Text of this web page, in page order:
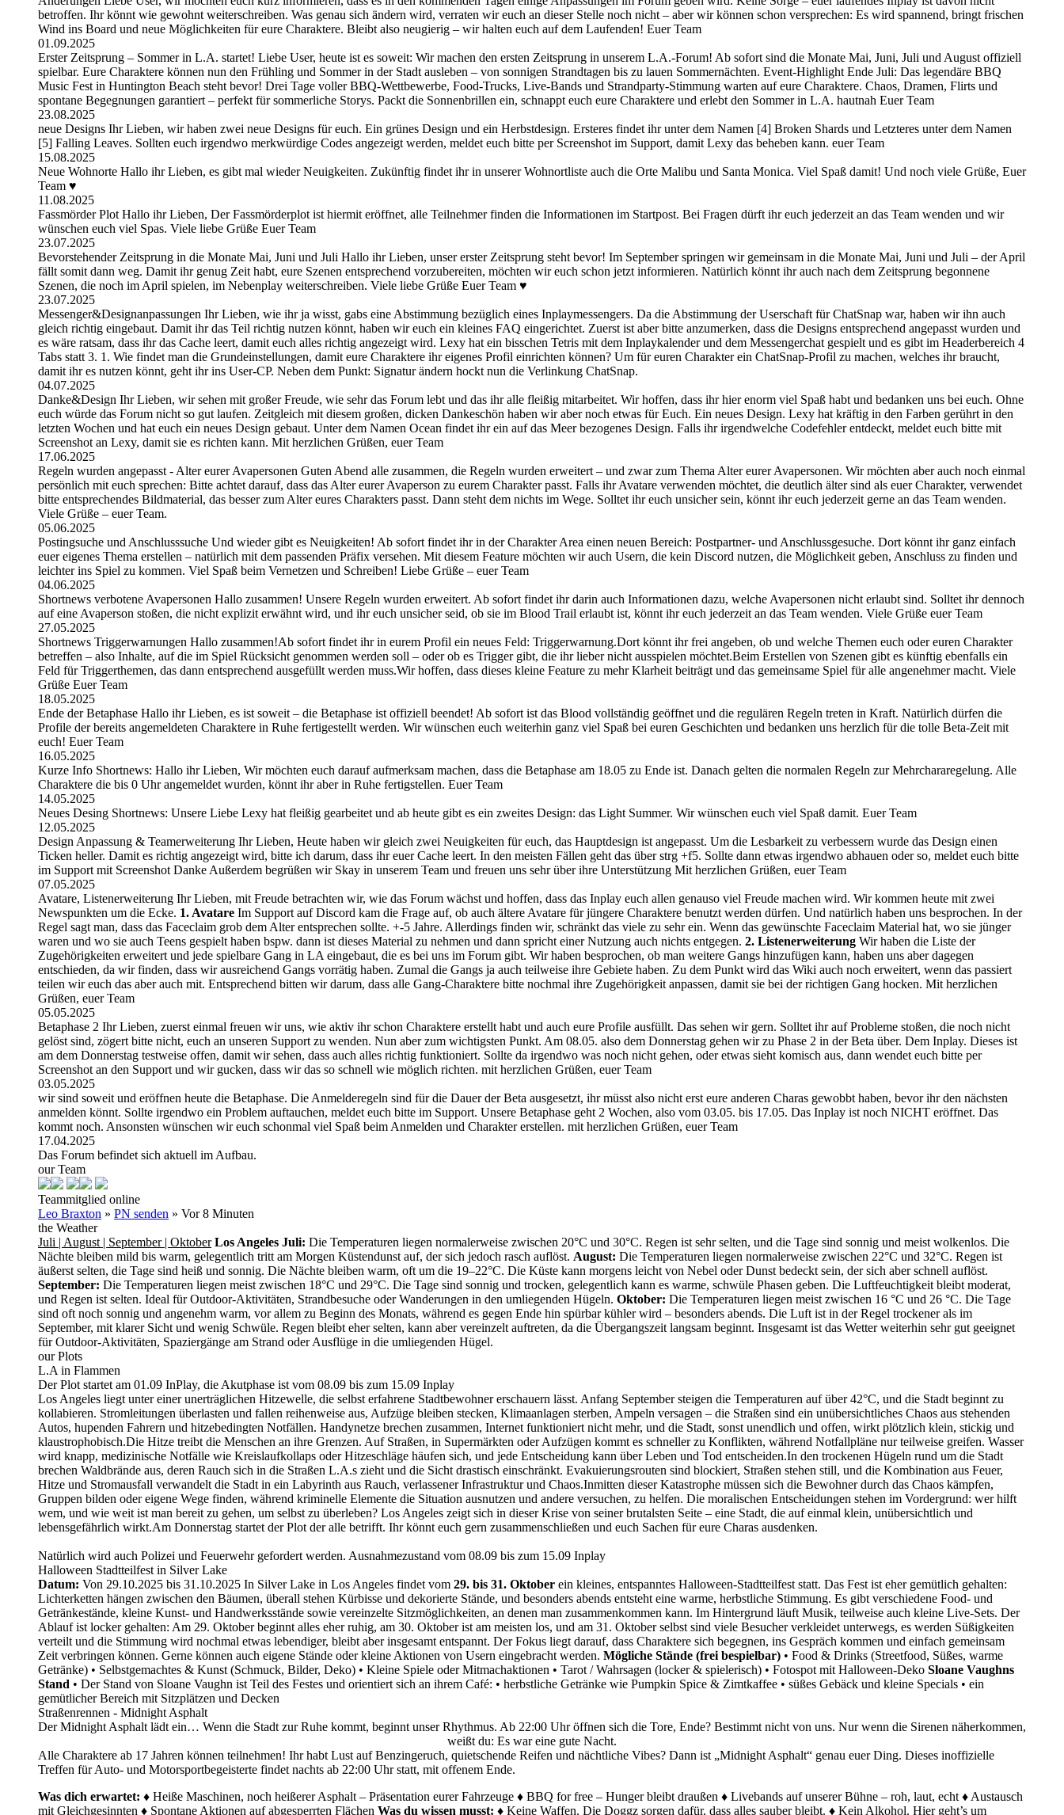
betroffen. Ihr könnt wie gewohnt weiterschreiben. Was genau sich ändern wird, verraten wir euch an dieser Stelle noch nicht – aber wir können schon versprechen: Es wird spannend, bringt frischen
Wind ins Board und neue Möglichkeiten für eure Charaktere. Bleibt also neugierig – wir halten euch auf dem Laufenden! Euer Team
01.09.2025
Erster Zeitsprung – Sommer in L.A. startet! Liebe User, heute ist es soweit: Wir machen den ersten Zeitsprung in unserem L.A.-Forum! Ab sofort sind die Monate Mai, Juni, Juli und August offiziell
spielbar. Eure Charaktere können nun den Frühling und Sommer in der Stadt ausleben – von sonnigen Strandtagen bis zu lauen Sommernächten. Event-Highlight Ende Juli: Das legendäre BBQ
Music Fest in Huntington Beach steht bevor! Drei Tage voller BBQ-Wettbewerbe, Food-Trucks, Live-Bands und Strandparty-Stimmung warten auf eure Charaktere. Chaos, Dramen, Flirts und
spontane Begegnungen garantiert – perfekt für sommerliche Storys. Packt die Sonnenbrillen ein, schnappt euch eure Charaktere und erlebt den Sommer in L.A. hautnah Euer Team
23.08.2025
neue Designs Ihr Lieben, wir haben zwei neue Designs für euch. Ein grünes Design und ein Herbstdesign. Ersteres findet ihr unter dem Namen [4] Broken Shards und Letzteres unter dem Namen
[5] Falling Leaves. Sollten euch irgendwo merkwürdige Codes angezeigt werden, meldet euch bitte per Screenshot im Support, damit Lexy das beheben kann. euer Team
15.08.2025
Neue Wohnorte Hallo ihr Lieben, es gibt mal wieder Neuigkeiten. Zukünftig findet ihr in unserer Wohnortliste auch die Orte Malibu und Santa Monica. Viel Spaß damit! Und noch viele Grüße, Euer
Team ♥
11.08.2025
Fassmörder Plot Hallo ihr Lieben, Der Fassmörderplot ist hiermit eröffnet, alle Teilnehmer finden die Informationen im Startpost. Bei Fragen dürft ihr euch jederzeit an das Team wenden und wir
wünschen euch viel Spas. Viele liebe Grüße Euer Team
23.07.2025
Bevorstehender Zeitsprung in die Monate Mai, Juni und Juli Hallo ihr Lieben, unser erster Zeitsprung steht bevor! Im September springen wir gemeinsam in die Monate Mai, Juni und Juli – der April
fällt somit dann weg. Damit ihr genug Zeit habt, eure Szenen entsprechend vorzubereiten, möchten wir euch schon jetzt informieren. Natürlich könnt ihr auch nach dem Zeitsprung begonnene
Szenen, die noch im April spielen, im Nebenplay weiterschreiben. Viele liebe Grüße Euer Team ♥
23.07.2025
Messenger&Designanpassungen Ihr Lieben, wie ihr ja wisst, gabs eine Abstimmung bezüglich eines Inplaymessengers. Da die Abstimmung der Userschaft für ChatSnap war, haben wir ihn auch
gleich richtig eingebaut. Damit ihr das Teil richtig nutzen könnt, haben wir euch ein kleines FAQ eingerichtet. Zuerst ist aber bitte anzumerken, dass die Designs entsprechend angepasst wurden und
es wäre ratsam, dass ihr das Cache leert, damit euch alles richtig angezeigt wird. Lexy hat ein bisschen Tetris mit dem Inplaykalender und dem Messengerchat gespielt und es gibt im Headerbereich 4
Tabs statt 3. 1. Wie findet man die Grundeinstellungen, damit eure Charaktere ihr eigenes Profil einrichten können? Um für euren Charakter ein ChatSnap-Profil zu machen, welches ihr braucht,
damit ihr es nutzen könnt, geht ihr ins User-CP. Neben dem Punkt: Signatur ändern hockt nun die Verlinkung ChatSnap.
04.07.2025
Danke&Design Ihr Lieben, wir sehen mit großer Freude, wie sehr das Forum lebt und das ihr alle fleißig mitarbeitet. Wir hoffen, dass ihr hier enorm viel Spaß habt und bedanken uns bei euch. Ohne
euch würde das Forum nicht so gut laufen. Zeitgleich mit diesem großen, dicken Dankeschön haben wir aber noch etwas für Euch. Ein neues Design. Lexy hat kräftig in den Farben gerührt in den
letzten Wochen und hat euch ein neues Design gebaut. Unter dem Namen Ocean findet ihr ein auf das Meer bezogenes Design. Falls ihr irgendwelche Codefehler entdeckt, meldet euch bitte mit
Screenshot an Lexy, damit sie es richten kann. Mit herzlichen Grüßen, euer Team
17.06.2025
Regeln wurden angepasst - Alter eurer Avapersonen Guten Abend alle zusammen, die Regeln wurden erweitert – und zwar zum Thema Alter eurer Avapersonen. Wir möchten aber auch noch einmal
persönlich mit euch sprechen: Bitte achtet darauf, dass das Alter eurer Avaperson zu eurem Charakter passt. Falls ihr Avatare verwenden möchtet, die deutlich älter sind als euer Charakter, verwendet
bitte entsprechendes Bildmaterial, das besser zum Alter eures Charakters passt. Dann steht dem nichts im Wege. Solltet ihr euch unsicher sein, könnt ihr euch jederzeit gerne an das Team wenden.
Viele Grüße – euer Team.
05.06.2025
Postingsuche und Anschlusssuche Und wieder gibt es Neuigkeiten! Ab sofort findet ihr in der Charakter Area einen neuen Bereich: Postpartner- und Anschlussgesuche. Dort könnt ihr ganz einfach
euer eigenes Thema erstellen – natürlich mit dem passenden Präfix versehen. Mit diesem Feature möchten wir auch Usern, die kein Discord nutzen, die Möglichkeit geben, Anschluss zu finden und
leichter ins Spiel zu kommen. Viel Spaß beim Vernetzen und Schreiben! Liebe Grüße – euer Team
04.06.2025
Shortnews verbotene Avapersonen Hallo zusammen! Unsere Regeln wurden erweitert. Ab sofort findet ihr darin auch Informationen dazu, welche Avapersonen nicht erlaubt sind. Solltet ihr dennoch
auf eine Avaperson stoßen, die nicht explizit erwähnt wird, und ihr euch unsicher seid, ob sie im Blood Trail erlaubt ist, könnt ihr euch jederzeit an das Team wenden. Viele Grüße euer Team
27.05.2025
Shortnews Triggerwarnungen Hallo zusammen!Ab sofort findet ihr in eurem Profil ein neues Feld: Triggerwarnung.Dort könnt ihr frei angeben, ob und welche Themen euch oder euren Charakter
betreffen – also Inhalte, auf die im Spiel Rücksicht genommen werden soll – oder ob es Trigger gibt, die ihr lieber nicht ausspielen möchtet.Beim Erstellen von Szenen gibt es künftig ebenfalls ein
Feld für Triggerthemen, das dann entsprechend ausgefüllt werden muss.Wir hoffen, dass dieses kleine Feature zu mehr Klarheit beiträgt und das gemeinsame Spiel für alle angenehmer macht. Viele
Grüße Euer Team
18.05.2025
Ende der Betaphase Hallo ihr Lieben, es ist soweit – die Betaphase ist offiziell beendet! Ab sofort ist das Blood vollständig geöffnet und die regulären Regeln treten in Kraft. Natürlich dürfen die
Profile der bereits angemeldeten Charaktere in Ruhe fertigestellt werden. Wir wünschen euch weiterhin ganz viel Spaß bei euren Geschichten und bedanken uns herzlich für die tolle Beta-Zeit mit
euch! Euer Team
16.05.2025
Kurze Info Shortnews: Hallo ihr Lieben, Wir möchten euch darauf aufmerksam machen, dass die Betaphase am 18.05 zu Ende ist. Danach gelten die normalen Regeln zur Mehrchararegelung. Alle
Charaktere die bis 0 Uhr angemeldet wurden, könnt ihr aber in Ruhe fertigstellen. Euer Team
14.05.2025
Neues Desing Shortnews: Unsere Liebe Lexy hat fleißig gearbeitet und ab heute gibt es ein zweites Design: das Light Summer. Wir wünschen euch viel Spaß damit. Euer Team
12.05.2025
Design Anpassung & Teamerweiterung Ihr Lieben, Heute haben wir gleich zwei Neuigkeiten für euch, das Hauptdesign ist angepasst. Um die Lesbarkeit zu verbessern wurde das Design einen
Ticken heller. Damit es richtig angezeigt wird, bitte ich darum, dass ihr euer Cache leert. In den meisten Fällen geht das über strg +f5. Sollte dann etwas irgendwo abhauen oder so, meldet euch bitte
im Support mit Screenshot Danke Außerdem begrüßen wir Skay in unserem Team und freuen uns sehr über ihre Unterstützung Mit herzlichen Grüßen, euer Team
07.05.2025
Avatare, Listenerweiterung Ihr Lieben, mit Freude betrachten wir, wie das Forum wächst und hoffen, dass das Inplay euch allen genauso viel Freude machen wird. Wir kommen heute mit zwei
Newspunkten um die Ecke. 1. Avatare Im Support auf Discord kam die Frage auf, ob auch ältere Avatare für jüngere Charaktere benutzt werden dürfen. Und natürlich haben uns besprochen. In der
Regel sagt man, dass das Faceclaim grob dem Alter entsprechen sollte. +-5 Jahre. Allerdings finden wir, schränkt das viele zu sehr ein. Wenn das gewünschte Faceclaim Material hat, wo sie jünger
waren und wo sie auch Teens gespielt haben bspw. dann ist dieses Material zu nehmen und dann spricht einer Nutzung auch nichts entgegen. 2. Listenerweiterung Wir haben die Liste der
Zugehörigkeiten erweitert und jede spielbare Gang in LA eingebaut, die es bei uns im Forum gibt. Wir haben besprochen, ob man weitere Gangs hinzufügen kann, haben uns aber dagegen
entschieden, da wir finden, dass wir ausreichend Gangs vorrätig haben. Zumal die Gangs ja auch teilweise ihre Gebiete haben. Zu dem Punkt wird das Wiki auch noch erweitert, wenn das passiert
teilen wir euch das aber auch mit. Entsprechend bitten wir darum, dass alle Gang-Charaktere bitte nochmal ihre Zugehörigkeit anpassen, damit sie bei der richtigen Gang hocken. Mit herzlichen
Grüßen, euer Team
05.05.2025
Betaphase 2 Ihr Lieben, zuerst einmal freuen wir uns, wie aktiv ihr schon Charaktere erstellt habt und auch eure Profile ausfüllt. Das sehen wir gern. Solltet ihr auf Probleme stoßen, die noch nicht
gelöst sind, zögert bitte nicht, euch an unseren Support zu wenden. Nun aber zum wichtigsten Punkt. Am 08.05. also dem Donnerstag gehen wir zu Phase 2 in der Beta über. Dem Inplay. Dieses ist
am dem Donnerstag testweise offen, damit wir sehen, dass auch alles richtig funktioniert. Sollte da irgendwo was noch nicht gehen, oder etwas sieht komisch aus, dann wendet euch bitte per
Screenshot an den Support und wir gucken, dass wir das so schnell wie möglich richten. mit herzlichen Grüßen, euer Team
03.05.2025
wir sind soweit und eröffnen heute die Betaphase. Die Anmelderegeln sind für die Dauer der Beta ausgesetzt, ihr müsst also nicht erst eure anderen Charas gewobbt haben, bevor ihr den nächsten
anmelden könnt. Sollte irgendwo ein Problem auftauchen, meldet euch bitte im Support. Unsere Betaphase geht 2 Wochen, also vom 03.05. bis 17.05. Das Inplay ist noch NICHT eröffnet. Das
kommt noch. Ansonsten wünschen wir euch schonmal viel Spaß beim Anmelden und Charakter erstellen. mit herzlichen Grüßen, euer Team
17.04.2025
Das Forum befindet sich aktuell im Aufbau.
our Team
Teammitglied online
Leo Braxton » PN senden » Vor 8 Minuten
the Weather
Juli | August | September | Oktober Los Angeles Juli: Die Temperaturen liegen normalerweise zwischen 20°C und 30°C. Regen ist sehr selten, und die Tage sind sonnig und meist wolkenlos. Die
Nächte bleiben mild bis warm, gelegentlich tritt am Morgen Küstendunst auf, der sich jedoch rasch auflöst. August: Die Temperaturen liegen normalerweise zwischen 22°C und 32°C. Regen ist
äußerst selten, die Tage sind heiß und sonnig. Die Nächte bleiben warm, oft um die 19–22°C. Die Küste kann morgens leicht von Nebel oder Dunst bedeckt sein, der sich aber schnell auflöst.
September: Die Temperaturen liegen meist zwischen 18°C und 29°C. Die Tage sind sonnig und trocken, gelegentlich kann es warme, schwüle Phasen geben. Die Luftfeuchtigkeit bleibt moderat,
und Regen ist selten. Ideal für Outdoor-Aktivitäten, Strandbesuche oder Wanderungen in den umliegenden Hügeln. Oktober: Die Temperaturen liegen meist zwischen 16 °C und 26 °C. Die Tage
sind oft noch sonnig und angenehm warm, vor allem zu Beginn des Monats, während es gegen Ende hin spürbar kühler wird – besonders abends. Die Luft ist in der Regel trockener als im
September, mit klarer Sicht und wenig Schwüle. Regen bleibt eher selten, kann aber vereinzelt auftreten, da die Übergangszeit langsam beginnt. Insgesamt ist das Wetter weiterhin sehr gut geeignet
für Outdoor-Aktivitäten, Spaziergänge am Strand oder Ausflüge in die umliegenden Hügel.
our Plots
L.A in Flammen
Der Plot startet am 01.09 InPlay, die Akutphase ist vom 08.09 bis zum 15.09 Inplay
Los Angeles liegt unter einer unerträglichen Hitzewelle, die selbst erfahrene Stadtbewohner erschauern lässt. Anfang September steigen die Temperaturen auf über 42°C, und die Stadt beginnt zu
kollabieren. Stromleitungen überlasten und fallen reihenweise aus, Aufzüge bleiben stecken, Klimaanlagen sterben, Ampeln versagen – die Straßen sind ein unübersichtliches Chaos aus stehenden
Autos, hupenden Fahrern und hitzebedingten Notfällen. Handynetze brechen zusammen, Internet funktioniert nicht mehr, und die Stadt, sonst unendlich und offen, wirkt plötzlich klein, stickig und
klaustrophobisch.Die Hitze treibt die Menschen an ihre Grenzen. Auf Straßen, in Supermärkten oder Aufzügen kommt es schneller zu Konflikten, während Notfallpläne nur teilweise greifen. Wasser
wird knapp, medizinische Notfälle wie Kreislaufkollaps oder Hitzeschläge häufen sich, und jede Entscheidung kann über Leben und Tod entscheiden.In den trockenen Hügeln rund um die Stadt
brechen Waldbrände aus, deren Rauch sich in die Straßen L.A.s zieht und die Sicht drastisch einschränkt. Evakuierungsrouten sind blockiert, Straßen stehen still, und die Kombination aus Feuer,
Hitze und Stromausfall verwandelt die Stadt in ein Labyrinth aus Rauch, verlassener Infrastruktur und Chaos.Inmitten dieser Katastrophe müssen sich die Bewohner durch das Chaos kämpfen,
Gruppen bilden oder eigene Wege finden, während kriminelle Elemente die Situation ausnutzen und andere versuchen, zu helfen. Die moralischen Entscheidungen stehen im Vordergrund: wer hilft
wem, und wie weit ist man bereit zu gehen, um selbst zu überleben? Los Angeles zeigt sich in dieser Krise von seiner brutalsten Seite – eine Stadt, die auf einmal klein, unübersichtlich und
lebensgefährlich wirkt.Am Donnerstag startet der Plot der alle betrifft. Ihr könnt euch gern zusammenschließen und euch Sachen für eure Charas ausdenken.
Natürlich wird auch Polizei und Feuerwehr gefordert werden. Ausnahmezustand vom 08.09 bis zum 15.09 Inplay
Halloween Stadtteilfest in Silver Lake
Datum: Von 29.10.2025 bis 31.10.2025 In Silver Lake in Los Angeles findet vom 29. bis 31. Oktober ein kleines, entspanntes Halloween-Stadtteilfest statt. Das Fest ist eher gemütlich gehalten:
Lichterketten hängen zwischen den Bäumen, überall stehen Kürbisse und dekorierte Stände, und besonders abends entsteht eine warme, herbstliche Stimmung. Es gibt verschiedene Food- und
Getränkestände, kleine Kunst- und Handwerksstände sowie vereinzelte Sitzmöglichkeiten, an denen man zusammenkommen kann. Im Hintergrund läuft Musik, teilweise auch kleine Live-Sets. Der
Ablauf ist locker gehalten: Am 29. Oktober beginnt alles eher ruhig, am 30. Oktober ist am meisten los, und am 31. Oktober selbst sind viele Besucher verkleidet unterwegs, es werden Süßigkeiten
verteilt und die Stimmung wird nochmal etwas lebendiger, bleibt aber insgesamt entspannt. Der Fokus liegt darauf, dass Charaktere sich begegnen, ins Gespräch kommen und einfach gemeinsam
Zeit verbringen können. Gerne können auch eigene Stände oder kleine Aktionen von Usern eingebracht werden. Mögliche Stände (frei bespielbar) • Food & Drinks (Streetfood, Süßes, warme
Getränke) • Selbstgemachtes & Kunst (Schmuck, Bilder, Deko) • Kleine Spiele oder Mitmachaktionen • Tarot / Wahrsagen (locker & spielerisch) • Fotospot mit Halloween-Deko Sloane Vaughns
Stand • Der Stand von Sloane Vaughn ist Teil des Festes und orientiert sich an ihrem Café: • herbstliche Getränke wie Pumpkin Spice & Zimtkaffee • süßes Gebäck und kleine Specials • ein
gemütlicher Bereich mit Sitzplätzen und Decken
Straßenrennen - Midnight Asphalt
Der Midnight Asphalt lädt ein… Wenn die Stadt zur Ruhe kommt, beginnt unser Rhythmus. Ab 22:00 Uhr öffnen sich die Tore, Ende? Bestimmt nicht von uns. Nur wenn die Sirenen näherkommen,
weißt du: Es war eine gute Nacht.
Alle Charaktere ab 17 Jahren können teilnehmen! Ihr habt Lust auf Benzingeruch, quietschende Reifen und nächtliche Vibes? Dann ist „Midnight Asphalt“ genau euer Ding. Dieses inoffizielle
Treffen für Auto- und Motorsportbegeisterte findet nachts ab 22:00 Uhr statt, mit offenem Ende.
Was dich erwartet: ♦ Heiße Maschinen, noch heißerer Asphalt – Präsentation eurer Fahrzeuge ♦ BBQ for free – Hunger bleibt draußen ♦ Livebands auf unserer Bühne – roh, laut, echt ♦ Austausch
mit Gleichgesinnten ♦ Spontane Aktionen auf abgesperrten Flächen Was du wissen musst: ♦ Keine Waffen. Die Doggz sorgen dafür, dass alles sauber bleibt. ♦ Kein Alkohol. Hier geht’s um